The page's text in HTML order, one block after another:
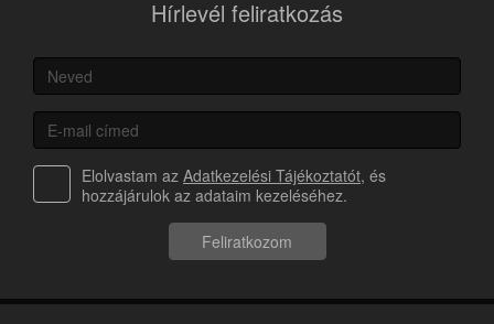
Hírlevél feliratkozás
Elolvastam az Adatkezelési Tájékoztatót, és
hozzájárulok az adataim kezeléséhez.
Feliratkozom